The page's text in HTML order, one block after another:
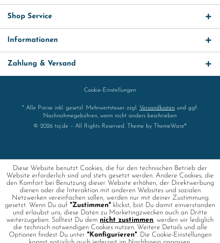
Shop Service
Informationen
Zahlung & Versand
Cookie-Einstellungen
* Alle Preise inkl. gesetzl. Mehrwertsteuer zzgl. Versandkosten und ggf.
Nachnahmegebühren, wenn nicht anders beschrieben
© 2026 toj.de – All Rights Reserved. Theme by
ThemeWare®
Diese Website benutzt Cookies, die für den technischen Betrieb der
Website erforderlich sind und stets gesetzt werden. Andere Cookies, die
den Komfort bei Benutzung dieser Website erhöhen, der Direktwerbung
dienen oder die Interaktion mit anderen Websites und sozialen
Netzwerken vereinfachen sollen, werden nur mit deiner Zustimmung
gesetzt. Wenn Du auf "Zustimmen" klickst, bist Du damit einverstanden
und erlaubst uns, diese Daten zu Marketingzwecken auch an Dritte
weiterzugeben. Solltest Du dem nicht zustimmen, werden wir lediglich
die technisch notwendigen Cookies nutzen. Weitere Details und alle
Optionen findest Du unter "Konfigurieren". Die Cookie-Einstellungen